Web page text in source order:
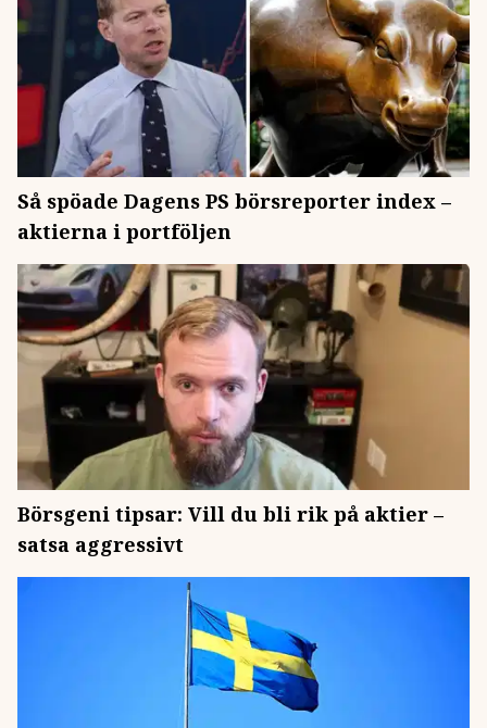
Så spöade Dagens PS börsreporter index –
aktierna i portföljen
Börsgeni tipsar: Vill du bli rik på aktier –
satsa aggressivt